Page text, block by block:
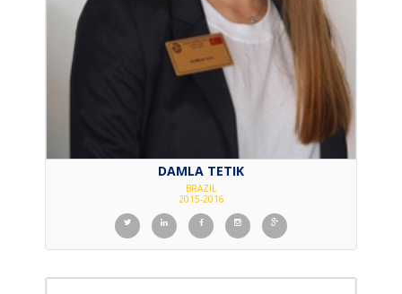
DAMLA TETIK
BRAZIL
2015-2016